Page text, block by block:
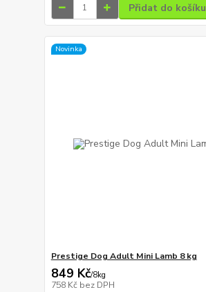
Přidat do košíku
Novinka
Prestige Dog Adult Mini Lamb 8 kg
849 Kč/8kg
758 Kč bez DPH